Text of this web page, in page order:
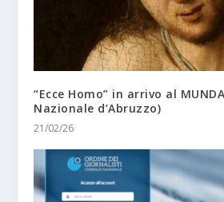
“Ecce Homo” in arrivo al
Nazionale d’Abruzzo)
21/02/26